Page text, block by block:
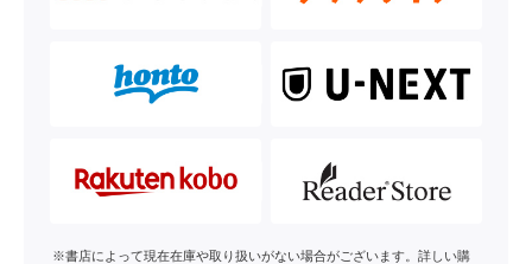
※書店によって現在在庫や取り扱いがない場合がございます。詳しい購